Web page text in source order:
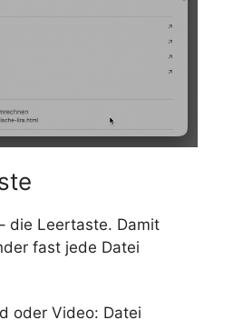
die Leertaste. Damit
fast jede Datei
oder Video: Datei